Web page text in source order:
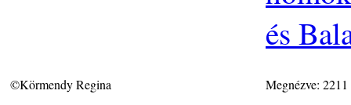
és
©Körmendy Regina Megnézve: